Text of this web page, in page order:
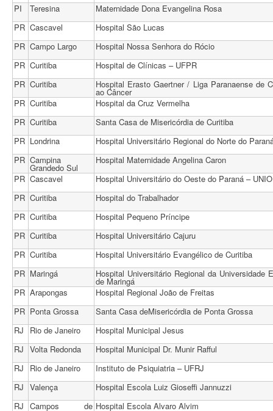
PI
Teresina
Maternidade Dona Evangelina Rosa
PR Cascavel
Hospital São Lucas
PR Campo Largo
Hospital Nossa Senhora do Rócio
PR Curitiba
Hospital de Clínicas – UFPR
PR Curitiba Hospital Erasto Gaertner / Liga Paranaense de
ao Câncer
PR Curitiba
Hospital da Cruz Vermelha
PR Curitiba
Santa Casa de Misericórdia de Curitiba
PR Londrina
Hospital Universitário Regional do Norte do
PR Campina
Grandedo Sul
Hospital Maternidade Angelina Caron
PR Cascavel
Hospital Universitário do Oeste do Paraná –
PR Curitiba
Hospital do Trabalhador
PR Curitiba
Hospital Pequeno Príncipe
PR Curitiba
Hospital Universitário Cajuru
PR Curitiba
Hospital Universitário Evangélico de Curitiba
PR Maringá Hospital Universitário Regional da Universidade
de Maringá
PR Arapongas
Hospital Regional João de Freitas
PR Ponta Grossa
Santa Casa deMisericórdia de Ponta Grossa
RJ
Rio de Janeiro
Hospital Municipal Jesus
RJ Volta Redonda
Hospital Municipal Dr. Munir Rafful
RJ
Rio de Janeiro
Instituto de Psiquiatria – UFRJ
RJ Valença
Hospital Escola Luiz Gioseffi Jannuzzi
RJ Campos de Hospital Escola Alvaro Alvim